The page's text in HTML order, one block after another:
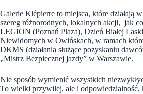
Galerie Klépierre to miejsca, które działają
szereg różnorodnych, lokalnych akcji, jak
LEGION (Poznań Plaza), Dzień Białej
Niewidomych w Owińskach, w ramach
DKMS (działania służące pozyskaniu
„Mistrz Bezpiecznej jazdy” w Warszawie.
Nie sposób wymienić wszystkich
To wielki przywilej, ale i odpowiedzialność,